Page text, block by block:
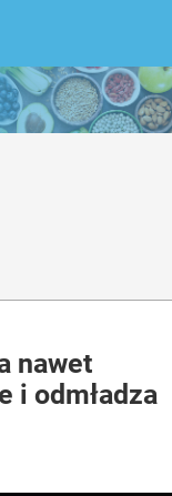
nawet
i odmładza